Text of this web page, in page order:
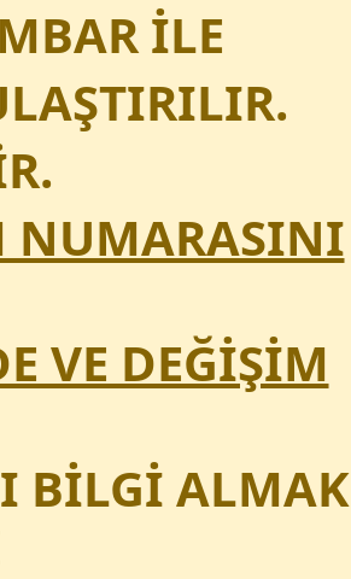
İLE
NUMARASINI
VE DEĞİŞİM
BİLGİ ALMAK